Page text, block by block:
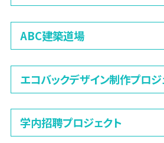
ABC建築道場
エコバックデザイン制作プロジ
学内招聘プロジェクト